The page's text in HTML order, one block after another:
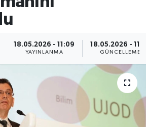
18.05.2026 - 11:09
YAYINLANMA
18.05.2026 -
GÜNCELLEME